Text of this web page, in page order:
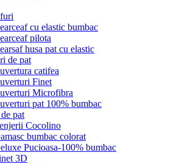
cu elastic bumbac
pilota
husa pat cu elastic
de pat
catifea
Finet
Microfibra
pat 100% bumbac
pat
Cocolino
bumbac colorat
Pucioasa-100% bumbac
3D